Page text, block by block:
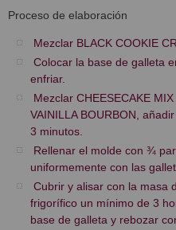
Proceso de elaboración
Mezclar BLACK COOKIE
Colocar la base de galleta
enfriar.
Mezclar CHEESECAKE
VAINILLA BOURBON,
3 minutos.
Rellenar el molde con ¾
uniformemente con las
Cubrir y alisar con la masa
frigorífico un mínimo de 3
base de galleta y rebozar